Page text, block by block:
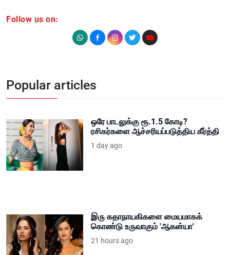
Follow us on:
Popular articles
ஒரே பாடலுக்கு ரூ.1.5 கோடி?
ரசிகர்களை ஆச்சரியப்படுத்திய கீர்த்தி
1 day ago
இரு கதாநாயகிகளை மையமாகக்
கொண்டு உருவாகும் 'ஆகன்யா'
21 hours ago